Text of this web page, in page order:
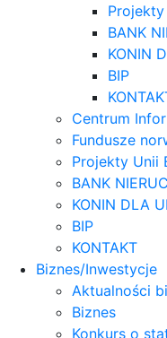
BANK
KONIN
BIP
Centrum
Fundusze
Projekty Unii
BANK
KONIN DLA
BIP
KONTAKT
Biznes/Inwestycje
Aktualności
Biznes
Konkurs o